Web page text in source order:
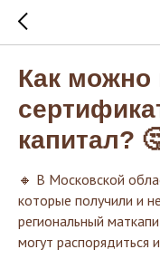
Как можно
капитал?
🔸 В Московской
которые получили и
региональный
могут распорядиться